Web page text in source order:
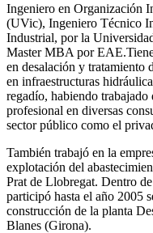
Ingeniero en Organización
(UVic), Ingeniero Técnico
Industrial, por la
Master MBA por
en desalación y tratamiento
en infraestructuras
regadío, habiendo
profesional en diversas
sector público como el
También trabajó en la
explotación del
Prat de Llobregat. Dentro
participó hasta el año 2005
construcción de la planta
Blanes (Girona).